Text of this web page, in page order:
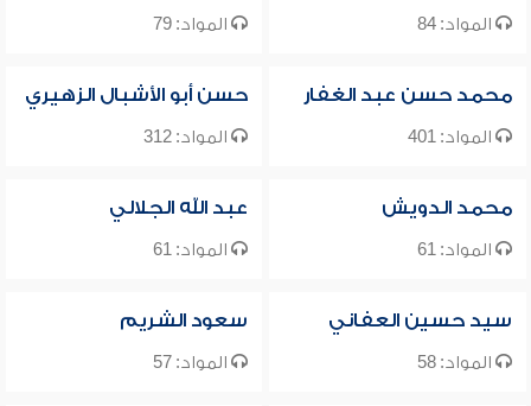
المواد: 84 المواد: 79
محمد حسن عبد الغفار
المواد: 401
حسن أبو الأشبال الزهيري
المواد: 312
محمد الدويش
المواد: 61
عبد الله الجلالي
المواد: 61
سيد حسين العفاني
المواد: 58
سعود الشريم
المواد: 57